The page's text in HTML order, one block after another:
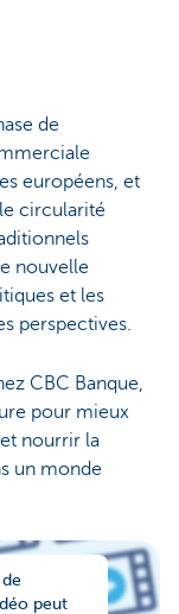
de
européens, et
circularité
nouvelle
et les
perspectives.
CBC Banque,
pour mieux
nourrir la
un monde
peut